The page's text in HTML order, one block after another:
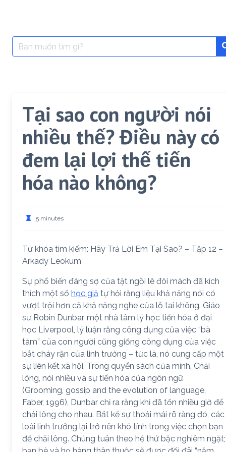
Search
for:
Tại sao con người nói
nhiều thế? Điều này có
đem lại lợi thế tiến
hóa nào không?
5 minutes
Từ khóa tìm kiếm: Hãy Trả Lời Em Tại Sao? – Tập 12 –
Arkady Leokum
Sự phổ biến đáng sợ của tật ngồi lê đôi mách đã kích
thích một số học giả tự hỏi rằng liệu khả năng nói có
vượt trội hơn cả khả năng nghe của lỗ tai không. Giáo
sư Robin Dunbar, một nhà tâm lý học tiến hóa ở đại
học Liverpool, lý luận rằng công dụng của việc “bà
tám” của con người cũng giống công dụng của việc
bắt cháy rận của linh trưởng – tức là, nó cung cấp một
sự liên kết xã hội. Trong quyển sách của mình, Chải
lông, nói nhiều và sự tiến hóa của ngôn ngữ
(Grooming, gossip and the evolution of language,
Faber, 1996), Dunbar chỉ ra rằng khỉ đã tốn nhiều giờ để
chải lông cho nhau. Bất kể sự thoải mái rõ ràng đó, các
loài linh trưởng lại trở nên khó tính trong việc chọn bạn
để chải lông. Chúng tuân theo hệ thứ bậc nghiêm ngặt;